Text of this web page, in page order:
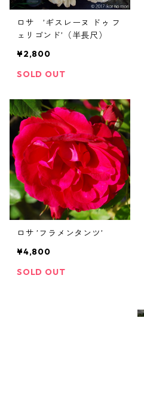
ロサ ’ギスレーヌ ドゥ フ
ェリゴンド’（半長尺）
¥2,800
SOLD OUT
ロサ ’フラメンタンツ’
¥4,800
SOLD OUT